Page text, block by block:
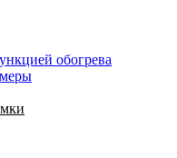
обогрева